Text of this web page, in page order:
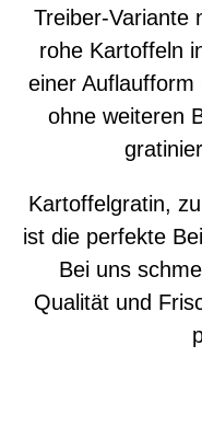
Treiber-Variante
rohe Kartoffeln
einer
ohne weiteren
Kartoffelgratin,
ist die perfekte
Bei uns
Qualität und